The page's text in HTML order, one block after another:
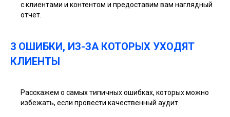
с клиентами и контентом и предоставим вам наглядный
отчёт.
3 ОШИБКИ, ИЗ-ЗА КОТОРЫХ УХОДЯТ
КЛИЕНТЫ
Расскажем о самых типичных ошибках, которых можно
избежать, если провести качественный аудит.